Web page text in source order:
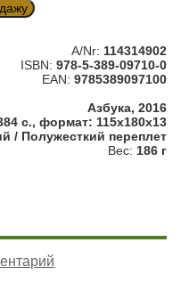
A/Nr: 114314902
ISBN: 978-5-389-09710-0
EAN: 9785389097100
Азбука, 2016
с., формат: 115x180x13
/ Полужесткий переплет
Вес: 186 г